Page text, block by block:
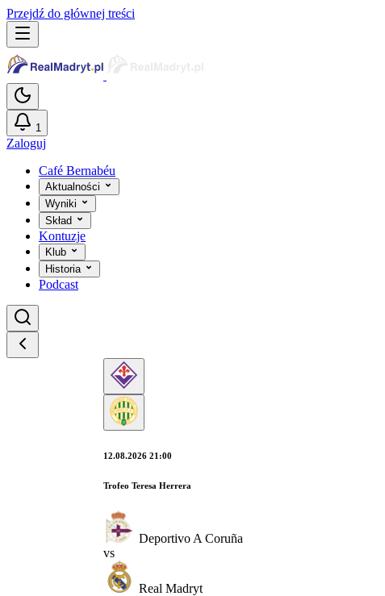
Przejdź do głównej treści
1
Zaloguj
Café Bernabéu
Aktualności
Wyniki
Skład
Kontuzje
Klub
Historia
Podcast
12.08.2026 21:00
Trofeo Teresa Herrera
Deportivo A Coruña
vs
Real Madryt